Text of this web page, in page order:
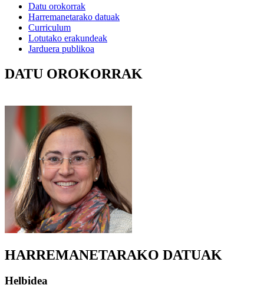
Datu orokorrak
Harremanetarako datuak
Curriculum
Lotutako erakundeak
Jarduera publikoa
DATU OROKORRAK
HARREMANETARAKO DATUAK
Helbidea